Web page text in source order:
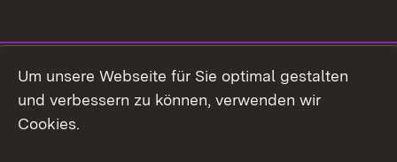
Facebook
Um unsere Webseite für Sie optimal gestalten
und verbessern zu können, verwenden wir
Cookies.